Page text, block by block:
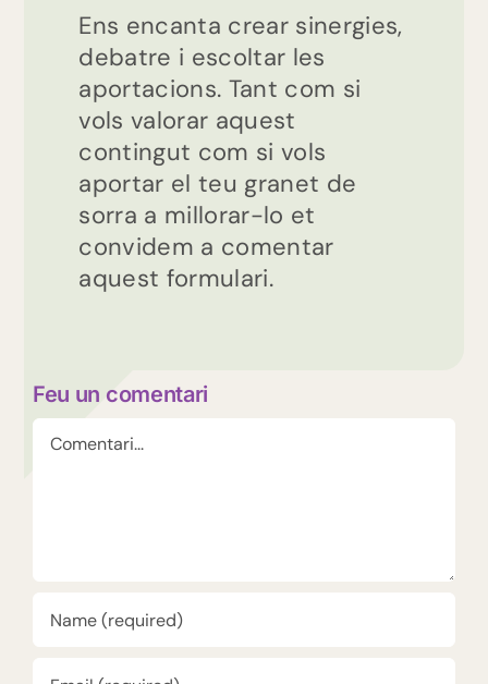
Ens encanta crear sinergies,
debatre i escoltar les
aportacions. Tant com si
vols valorar aquest
contingut com si vols
aportar el teu granet de
sorra a millorar-lo et
convidem a comentar
aquest formulari.
Feu un comentari
Comment